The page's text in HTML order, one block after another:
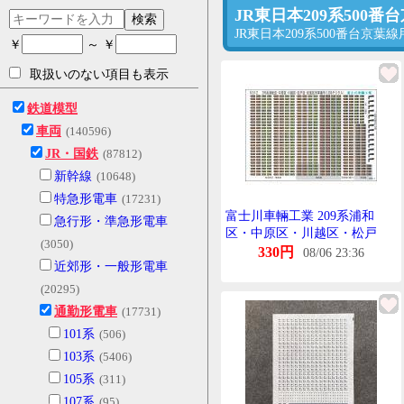
検索
￥ ～ ￥
取扱いのない項目も表示
鉄道模型
車両 (140596)
JR・国鉄 (87812)
新幹線 (10648)
特急形電車 (17231)
急行形・準急形電車
(3050)
近郊形・一般形電車
(20295)
通勤形電車 (17731)
101系 (506)
103系 (5406)
105系 (311)
JR東日本209系500番
JR東日本209系500番台京葉
富士川車輛工業 209系浦和
区・中原区・川越区・松戸
区・京葉区列車番号
330円 08/06 23:36